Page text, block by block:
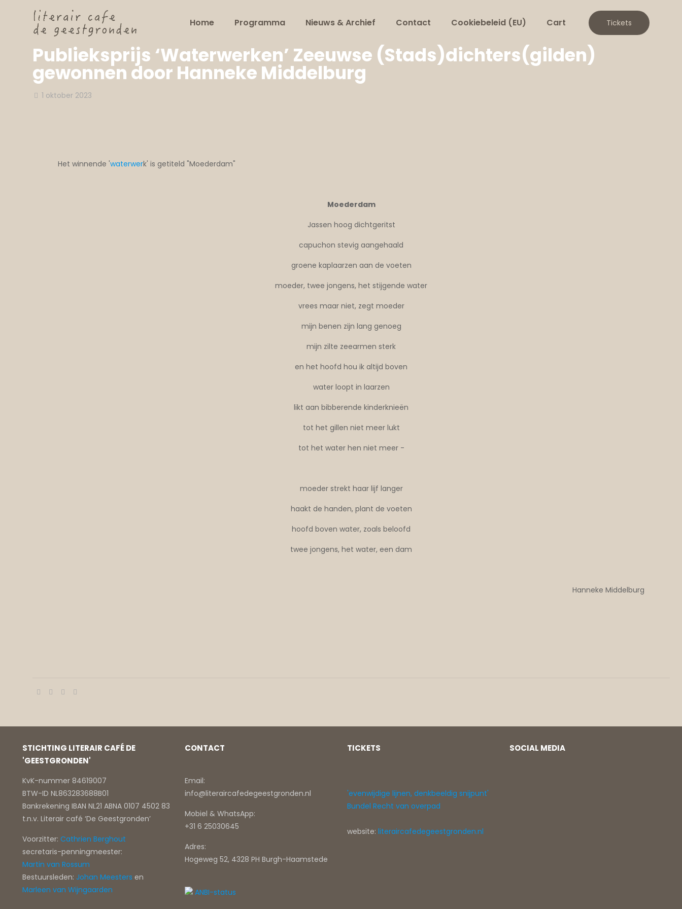
Home Programma Nieuws & Archief Contact Cookiebeleid (EU) Cart Tickets
Publieksprijs ‘Waterwerken’ Zeeuwse (Stads)dichters(gilden)
gewonnen door Hanneke Middelburg
1 oktober 2023
Het winnende 'waterwerk' is getiteld "Moederdam"
Moederdam
Jassen hoog dichtgeritst
capuchon stevig aangehaald
groene kaplaarzen aan de voeten
moeder, twee jongens, het stijgende water
vrees maar niet, zegt moeder
mijn benen zijn lang genoeg
mijn zilte zeearmen sterk
en het hoofd hou ik altijd boven
water loopt in laarzen
likt aan bibberende kinderknieën
tot het gillen niet meer lukt
tot het water hen niet meer -
moeder strekt haar lijf langer
haakt de handen, plant de voeten
hoofd boven water, zoals beloofd
twee jongens, het water, een dam
Hanneke Middelburg
STICHTING LITERAIR CAFÉ DE
'GEESTGRONDEN'
KvK-nummer 84619007
BTW-ID NL863283688B01
Bankrekening IBAN NL21 ABNA 0107 4502 83
t.n.v. Literair café ‘De Geestgronden’
Voorzitter: Cathrien Berghout
secretaris-penningmeester:
Martin van Rossum
Bestuursleden: Johan Meesters en
Marleen van Wijngaarden
CONTACT
Email:
info@literaircafedegeestgronden.nl
Mobiel & WhatsApp:
+31 6 25030645
Adres:
Hogeweg 52, 4328 PH Burgh-Haamstede
ANBI-status
TICKETS
'evenwijdige lijnen, denkbeeldig snijpunt'
Bundel Recht van overpad
website: literaircafedegeestgronden.nl
SOCIAL MEDIA